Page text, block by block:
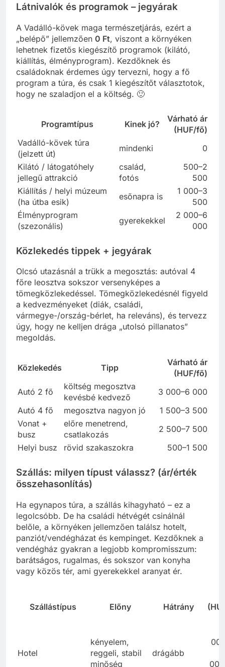
Látnivalók és programok – jegyárak
A Vadálló-kövek maga természetjárás, ezért a
„belépő” jellemzően 0 Ft, viszont a környéken
lehetnek fizetős kiegészítő programok (kilátó,
kiállítás, élményprogram). Kezdőknek és
családoknak érdemes úgy tervezni, hogy a fő
program a túra, és csak 1 kiegészítőt választotok,
hogy ne szaladjon el a költség. 🙂
Programtípus Kinek jó?
Várható ár
(HUF/fő)
Vadálló-kövek túra
(jelzett út)
mindenki
0
Kilátó / látogatóhely
jellegű attrakció
család,
fotós
500–2
500
Kiállítás / helyi múzeum
(ha útba esik)
esőnapra is
1 000–3
500
Élményprogram
(szezonális)
gyerekekkel
2 000–6
000
Közlekedés tippek + jegyárak
Olcsó utazásnál a trükk a megosztás: autóval 4
főre leosztva sokszor versenyképes a
tömegközlekedéssel. Tömegközlekedésnél figyeld
a kedvezményeket (diák, családi,
vármegye-/ország-bérlet, ha releváns), és tervezz
úgy, hogy ne kelljen drága „utolsó pillanatos”
megoldás.
Közlekedés Tipp
Várható ár
(HUF/fő)
Autó 2 fő
költség megosztva
kevésbé kedvező
3 000–6 000
Autó 4 fő
megosztva nagyon jó
1 500–3 500
Vonat +
busz
előre menetrend,
csatlakozás
2 500–7 500
Helyi busz
rövid szakaszokra 500–1 500
Szállás: milyen típust válassz? (ár/érték
összehasonlítás)
Ha egynapos túra, a szállás kihagyható – ez a
legolcsóbb. De ha családi hétvégét csinálnál
belőle, a környéken jellemzően találsz hotelt,
panziót/vendégházat és kempinget. Kezdőknek a
vendégház gyakran a legjobb kompromisszum:
barátságos, rugalmas, és sokszor van konyha
vagy közös tér, ami gyerekekkel aranyat ér.
Szállástípus Előny Hátrány
Hotel
kényelem,
reggeli, stabil
minőség
drágább